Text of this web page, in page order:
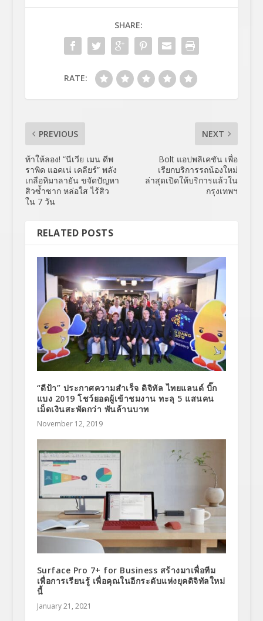
SHARE:
RATE:
PREVIOUS
ท้าให้ลอง! “นีเวีย เมน ดีพ
ราพิด แอคเน่ เคลียร์” พลัง
เกลือหิมาลายัน ขจัดปัญหา
สิวซ้ำซาก หล่อใส ไร้สิว
ใน 7 วัน
NEXT
Bolt แอปพลิเคชัน เพื่อ
เรียกบริการรถน้องใหม่
ล่าสุดเปิดให้บริการแล้วใน
กรุงเทพฯ
RELATED POSTS
“ดีป้า” ประกาศความสำเร็จ ดิจิทัล ไทยแลนด์ บิ๊ก
แบง 2019 โชว์ยอดผู้เข้าชมงาน ทะลุ 5 แสนคน
เม็ดเงินสะพัดกว่า พันล้านบาท
November 12, 2019
Surface Pro 7+ for Business สร้างมาเพื่อทีม
เพื่อการเรียนรู้ เพื่อคุณในอีกระดับแห่งยุคดิจิทัลใหม่
นี้
January 21, 2021